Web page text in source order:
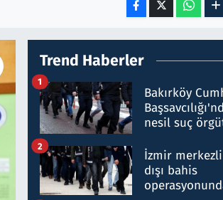
Trend Haberler
Bakırköy
nesil suç
hakkında
1
İzmir
dışı bahis
2